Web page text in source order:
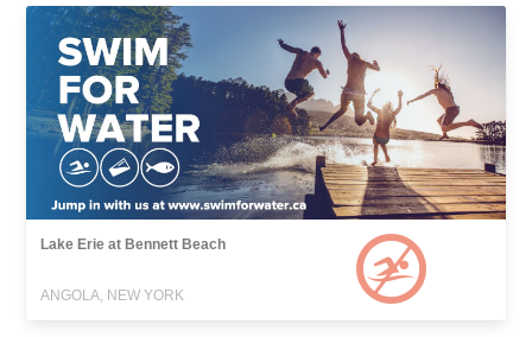
Lake Erie at Bennett Beach
ANGOLA, NEW YORK